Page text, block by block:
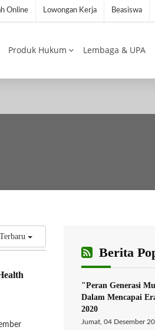
Online Lowongan Kerja Beasiswa
Produk Hukum Lembaga & UPA
Berita
"Peran Generasi
Dalam Mencapai
2020
Jumat, 04 Desember